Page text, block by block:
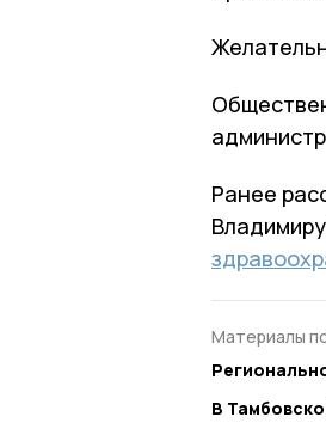
Ранее
Материалы
В